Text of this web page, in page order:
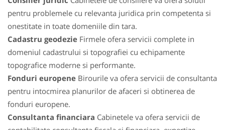
pentru problemele cu relevanta juridica prin competenta si
onestitate in toate domeniile din tara.
Cadastru geodezie Firmele ofera servicii complete in
domeniul cadastrului si topografiei cu echipamente
topografice moderne si performante.
Fonduri europene Birourile va ofera servicii de consultanta
pentru intocmirea planurilor de afaceri si obtinerea de
fonduri europene.
Consultanta financiara Cabinetele va ofera servicii de